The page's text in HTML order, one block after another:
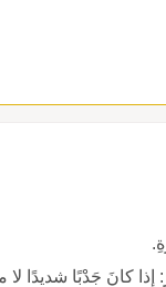
كانَ جَدْبًا شديدًا